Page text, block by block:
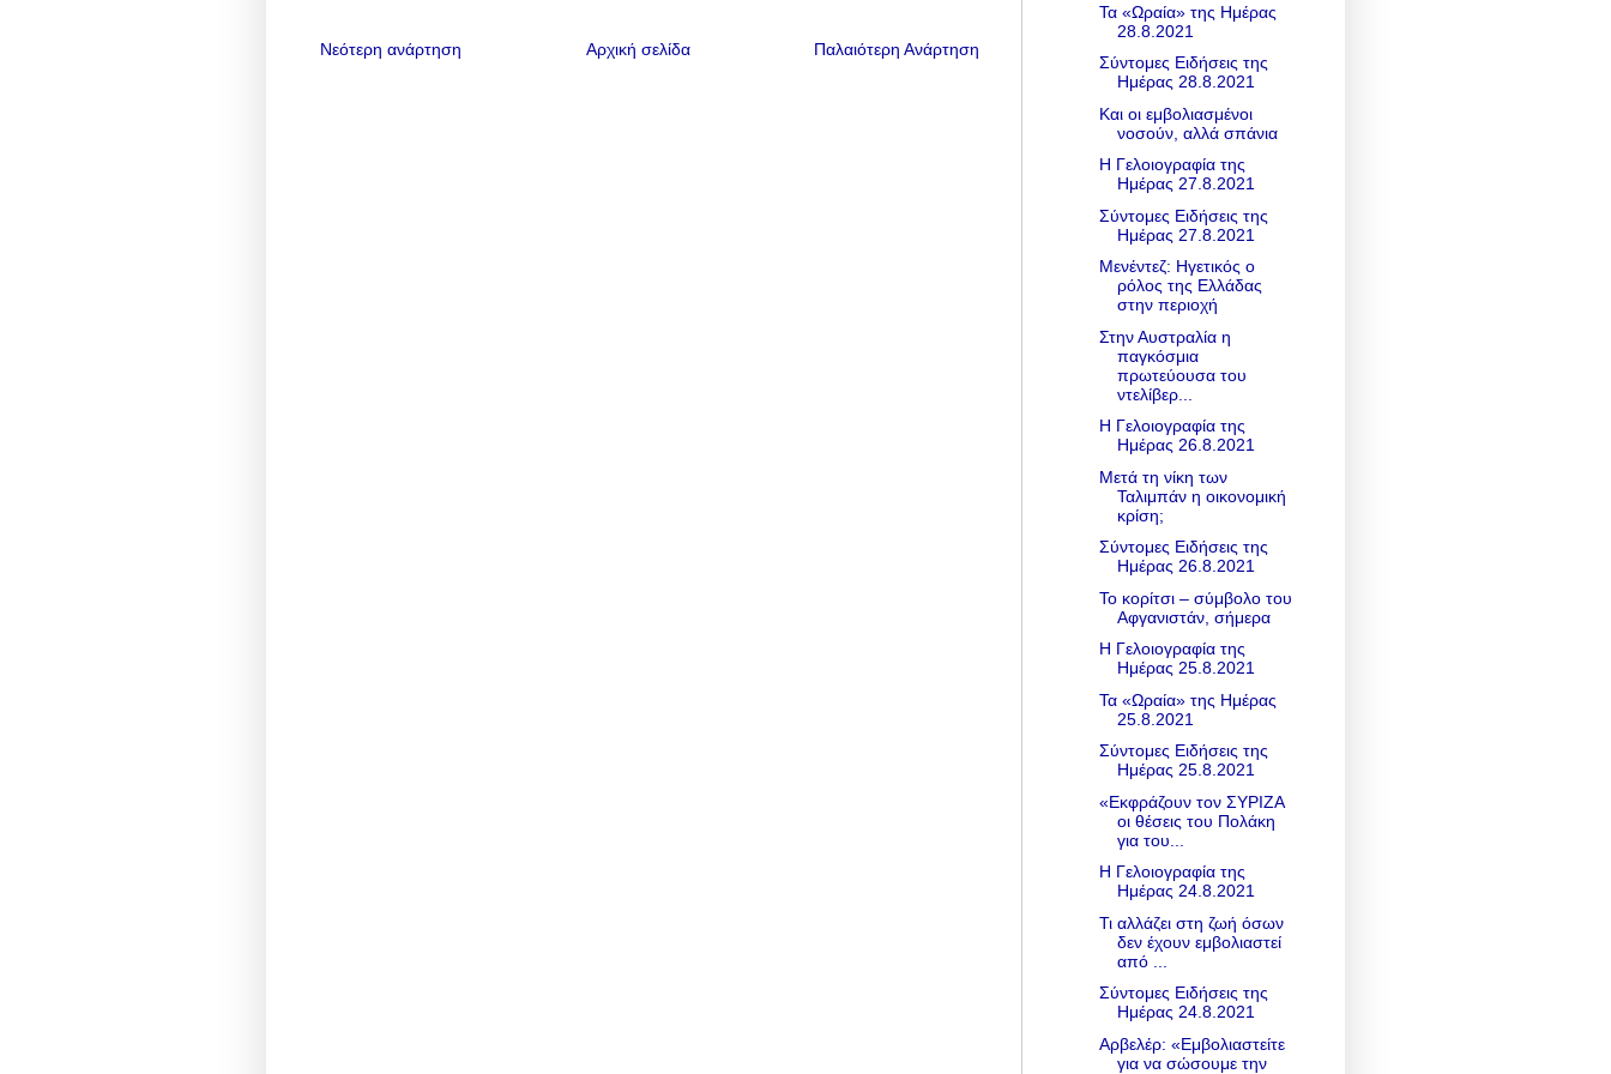
Νεότερη ανάρτηση Παλαιότερη Ανάρτηση
Αρχική σελίδα
Τα «Ωραία» της Ημέρας
28.8.2021
Σύντομες Ειδήσεις της
Ημέρας 28.8.2021
Και οι εμβολιασμένοι
νοσούν, αλλά σπάνια
Η Γελοιογραφία της
Ημέρας 27.8.2021
Σύντομες Ειδήσεις της
Ημέρας 27.8.2021
Μενέντεζ: Ηγετικός ο
ρόλος της Ελλάδας
στην περιοχή
Στην Αυστραλία η
παγκόσμια
πρωτεύουσα του
ντελίβερ...
Η Γελοιογραφία της
Ημέρας 26.8.2021
Mετά τη νίκη των
Ταλιμπάν η οικονομική
κρίση;
Σύντομες Ειδήσεις της
Ημέρας 26.8.2021
Το κορίτσι – σύμβολο του
Αφγανιστάν, σήμερα
Η Γελοιογραφία της
Ημέρας 25.8.2021
Τα «Ωραία» της Ημέρας
25.8.2021
Σύντομες Ειδήσεις της
Ημέρας 25.8.2021
«Εκφράζουν τον ΣΥΡΙΖΑ
οι θέσεις του Πολάκη
για του...
Η Γελοιογραφία της
Ημέρας 24.8.2021
Τι αλλάζει στη ζωή όσων
δεν έχουν εμβολιαστεί
από ...
Σύντομες Ειδήσεις της
Ημέρας 24.8.2021
Αρβελέρ: «Eμβολιαστείτε
για να σώσουμε την